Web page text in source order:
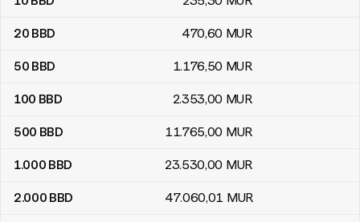
20 BBD 470,60 MUR
50 BBD 1.176,50 MUR
100 BBD 2.353,00 MUR
500 BBD 11.765,00 MUR
1.000 BBD 23.530,00 MUR
2.000 BBD 47.060,01 MUR